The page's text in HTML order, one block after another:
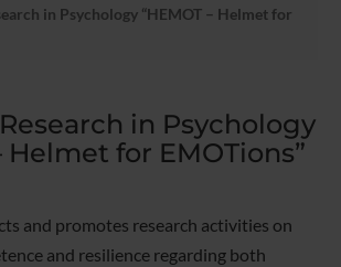
in Psychology “HEMOT – Helmet for
in Psychology
Helmet for EMOTions”
and promotes research activities on
and resilience regarding both